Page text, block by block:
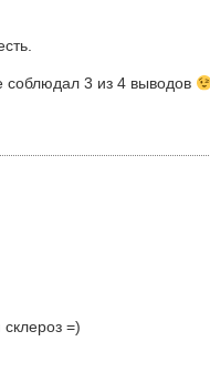
соблюдал 3 из 4 выводов
=)